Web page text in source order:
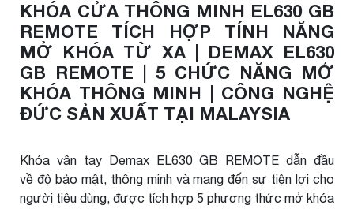
KHÓA CỬA THÔNG MINH EL630 GB
REMOTE TÍCH HỢP TÍNH NĂNG
MỞ KHÓA TỪ XA | DEMAX EL630
GB REMOTE | 5 CHỨC NĂNG MỞ
KHÓA THÔNG MINH | CÔNG NGHỆ
ĐỨC SẢN XUẤT TẠI MALAYSIA
Khóa vân tay Demax EL630 GB REMOTE dẫn đầu
về độ bảo mật, thông minh và mang đến sự tiện lợi cho
người tiêu dùng, được tích hợp 5 phương thức mở khóa